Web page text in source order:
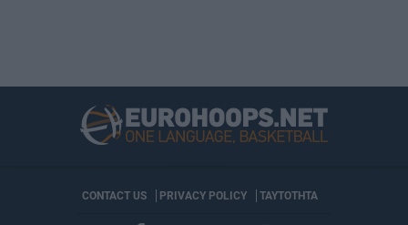
CONTACT US PRIVACY POLICY ΤΑΥΤΟΤΗΤΑ